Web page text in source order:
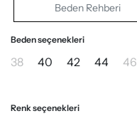
Beden Rehberi
Beden seçenekleri
38 40 42 44 46
Renk seçenekleri